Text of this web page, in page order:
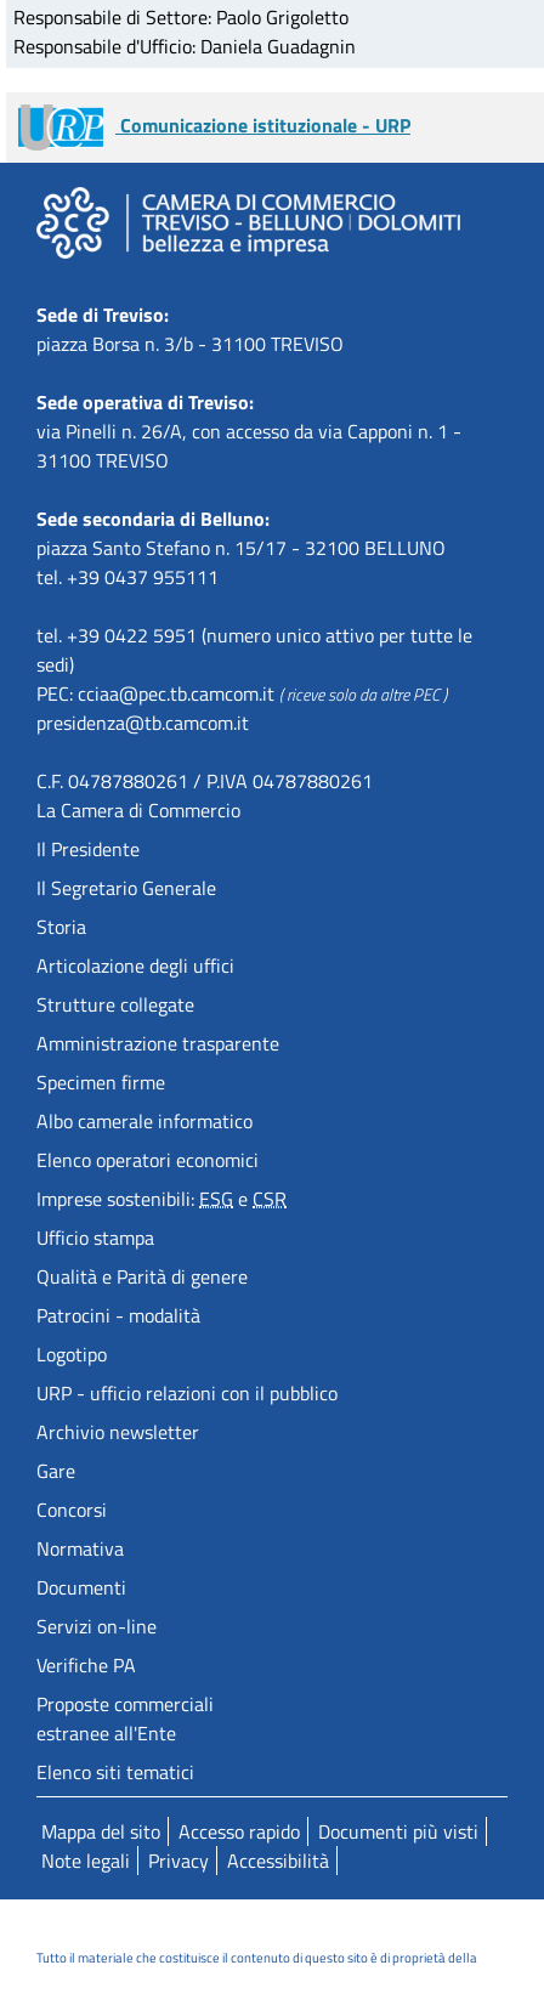
Responsabile di Settore: Paolo Grigoletto
Responsabile d'Ufficio: Daniela Guadagnin
Comunicazione istituzionale - URP
Sede di Treviso:
piazza Borsa n. 3/b - 31100 TREVISO
Sede operativa di Treviso:
via Pinelli n. 26/A, con accesso da via Capponi n. 1 -
31100 TREVISO
Sede secondaria di Belluno:
piazza Santo Stefano n. 15/17 - 32100 BELLUNO
tel. +39 0437 955111
tel. +39 0422 5951 (numero unico attivo per tutte le
sedi)
PEC:cciaa@pec.tb.camcom.it ( riceve solo da altre PEC )
presidenza@tb.camcom.it
C.F. 04787880261 / P.IVA 04787880261
La Camera di Commercio
Il Presidente
Il Segretario Generale
Storia
Articolazione degli uffici
Strutture collegate
Amministrazione trasparente
Specimen firme
Albo camerale informatico
Elenco operatori economici
Imprese sostenibili:ESGeCSR
Ufficio stampa
Qualità e Parità di genere
Patrocini - modalità
Logotipo
URP - ufficio relazioni con il pubblico
Archivio newsletter
Gare
Concorsi
Normativa
Documenti
Servizi on-line
Verifiche PA
Proposte commerciali
estranee all'Ente
Elenco siti tematici
Mappa del sito Accesso rapido
Documenti più visti
Note legali
Privacy Accessibilità
Tutto il materiale che costituisce il contenuto di questo sito è di proprietà della